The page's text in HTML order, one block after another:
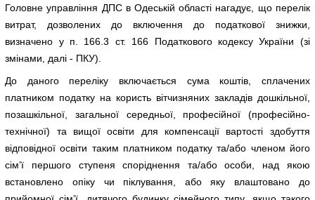
Головне управління ДПС в Одеській області нагадує, що перелік
витрат, дозволених до включення до податкової знижки,
визначено у п. 166.3 ст. 166 Податкового кодексу України (зі
змінами, далі - ПКУ).
До даного переліку включається сума коштів, сплачених
платником податку на користь вітчизняних закладів дошкільної,
позашкільної, загальної середньої, професійної (професійно-
технічної) та вищої освіти для компенсації вартості здобуття
відповідної освіти таким платником податку та/або членом його
сім’ї першого ступеня споріднення та/або особи, над якою
встановлено опіку чи піклування, або яку влаштовано до